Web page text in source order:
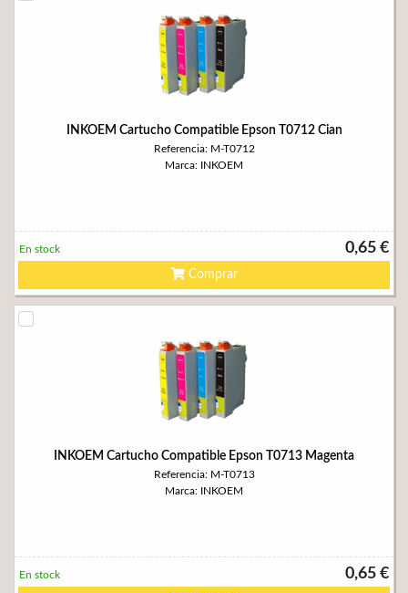
INKOEM Cartucho Compatible Epson T0712 Cian
Referencia: M-T0712
Marca: INKOEM
0,65 €
En stock
Comprar
INKOEM Cartucho Compatible Epson T0713 Magenta
Referencia: M-T0713
Marca: INKOEM
0,65 €
En stock